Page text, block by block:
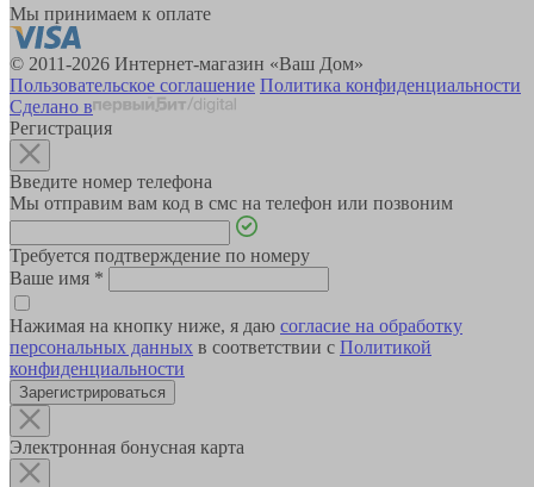
Мы принимаем к оплате
© 2011-2026 Интернет-магазин «Ваш Дом»
Пользовательское соглашение Политика конфиденциальности
Сделано в
Регистрация
Введите номер телефона
Мы отправим вам код в смс на телефон или позвоним
Требуется подтверждение по номеру
Ваше имя *
Нажимая на кнопку ниже, я даю согласие на обработку
персональных данных в соответствии с Политикой
конфиденциальности
Зарегистрироваться
Электронная бонусная карта